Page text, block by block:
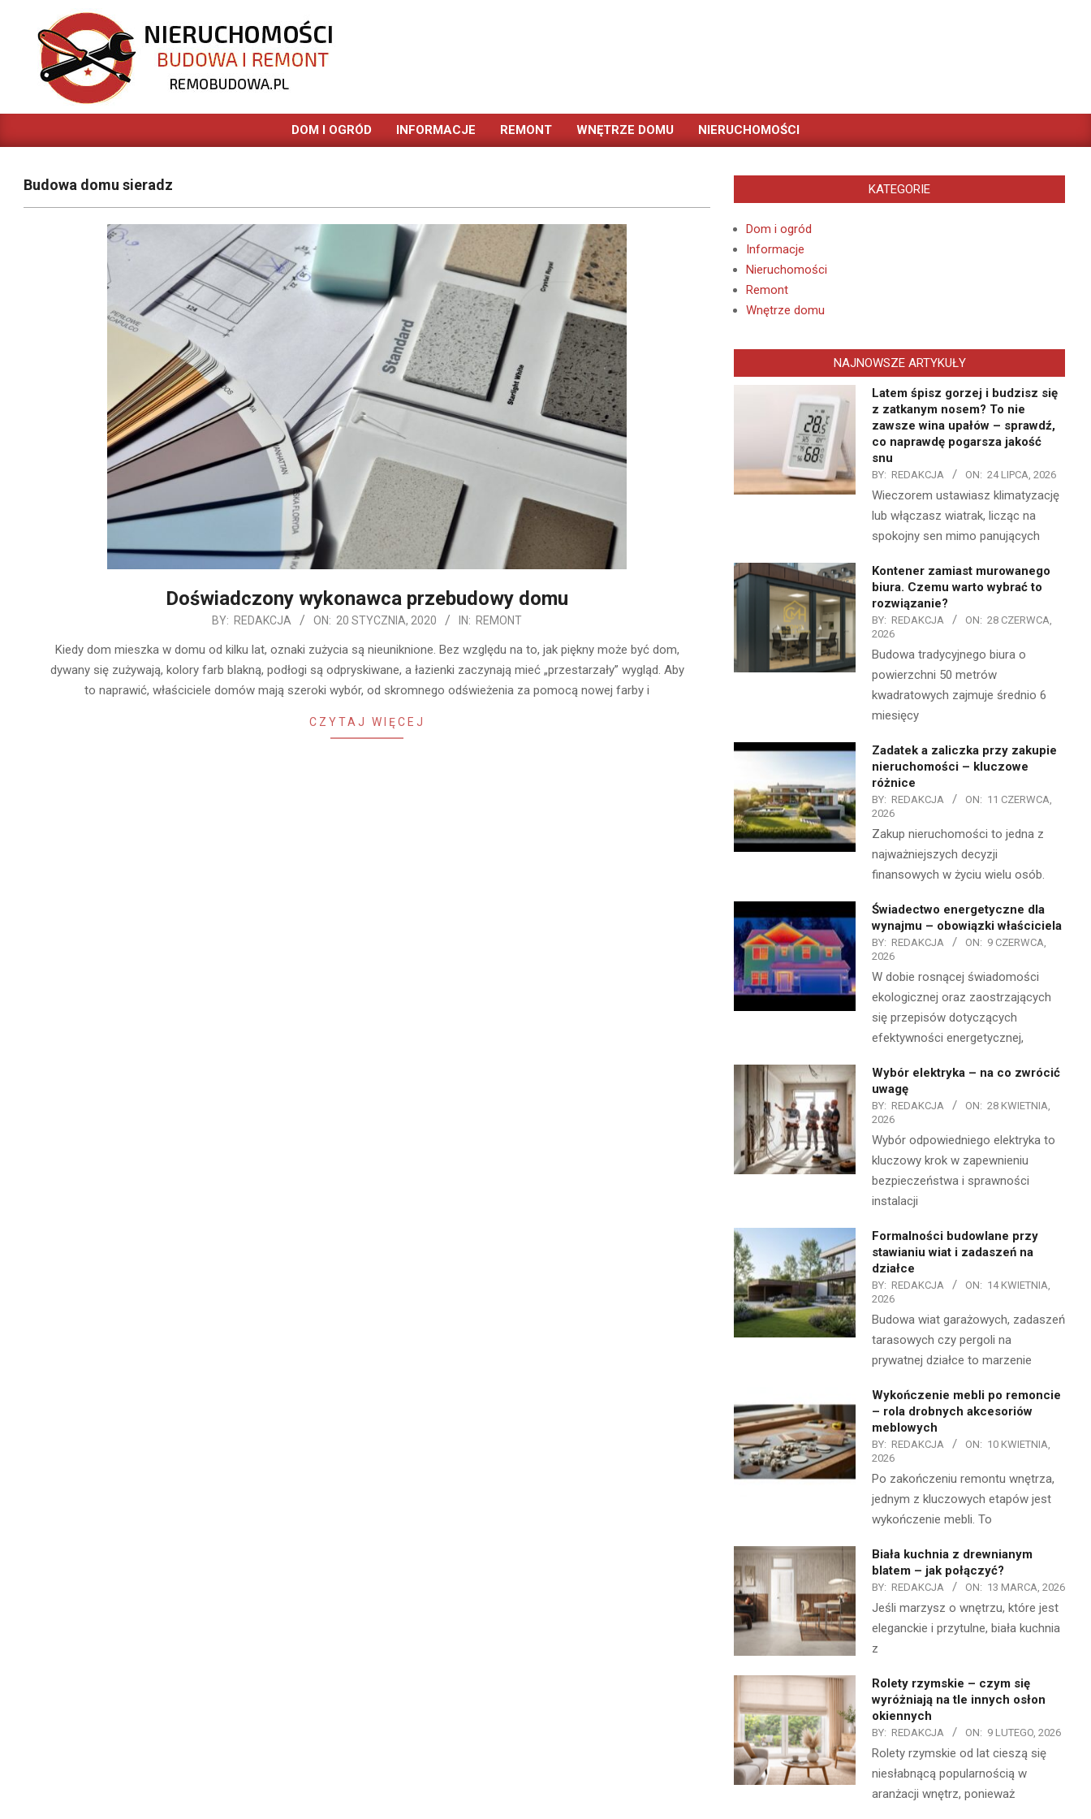
content
REMOBUDOWA.PL
Primary
DOM I OGRÓD INFORMACJE REMONT WNĘTRZE DOMU NIERUCHOMOŚCI
Budowa domu sieradz
Doświadczony wykonawca przebudowy domu
BY: REDAKCJA ON: 20 STYCZNIA, 2020 IN: REMONT
Kiedy dom mieszka w domu od kilku lat, oznaki zużycia są nieuniknione. Bez względu na to, jak piękny może być dom,
dywany się zużywają, kolory farb blakną, podłogi są odpryskiwane, a łazienki zaczynają mieć „przestarzały” wygląd. Aby
to naprawić, właściciele domów mają szeroki wybór, od skromnego odświeżenia za pomocą nowej farby i
CZYTAJ WIĘCEJ
KATEGORIE
Dom i ogród
Informacje
Nieruchomości
Remont
Wnętrze domu
NAJNOWSZE ARTYKUŁY
Latem śpisz gorzej i budzisz się
z zatkanym nosem? To nie
zawsze wina upałów – sprawdź,
co naprawdę pogarsza jakość
snu
BY: REDAKCJA ON: 24 LIPCA, 2026
Wieczorem ustawiasz klimatyzację
lub włączasz wiatrak, licząc na
spokojny sen mimo panujących
Kontener zamiast murowanego
biura. Czemu warto wybrać to
rozwiązanie?
BY: REDAKCJA ON: 28 CZERWCA,
2026
Budowa tradycyjnego biura o
powierzchni 50 metrów
kwadratowych zajmuje średnio 6
miesięcy
Zadatek a zaliczka przy zakupie
nieruchomości – kluczowe
różnice
BY: REDAKCJA ON: 11 CZERWCA,
2026
Zakup nieruchomości to jedna z
najważniejszych decyzji
finansowych w życiu wielu osób.
Świadectwo energetyczne dla
wynajmu – obowiązki właściciela
BY: REDAKCJA ON: 9 CZERWCA,
2026
W dobie rosnącej świadomości
ekologicznej oraz zaostrzających
się przepisów dotyczących
efektywności energetycznej,
Wybór elektryka – na co zwrócić
uwagę
BY: REDAKCJA ON: 28 KWIETNIA,
2026
Wybór odpowiedniego elektryka to
kluczowy krok w zapewnieniu
bezpieczeństwa i sprawności
instalacji
Formalności budowlane przy
stawianiu wiat i zadaszeń na
działce
BY: REDAKCJA ON: 14 KWIETNIA,
2026
Budowa wiat garażowych, zadaszeń
tarasowych czy pergoli na
prywatnej działce to marzenie
Wykończenie mebli po remoncie
– rola drobnych akcesoriów
meblowych
BY: REDAKCJA ON: 10 KWIETNIA,
2026
Po zakończeniu remontu wnętrza,
jednym z kluczowych etapów jest
wykończenie mebli. To
Biała kuchnia z drewnianym
blatem – jak połączyć?
BY: REDAKCJA ON: 13 MARCA, 2026
Jeśli marzysz o wnętrzu, które jest
eleganckie i przytulne, biała kuchnia
z
Rolety rzymskie – czym się
wyróżniają na tle innych osłon
okiennych
BY: REDAKCJA ON: 9 LUTEGO, 2026
Rolety rzymskie od lat cieszą się
niesłabnącą popularnością w
aranżacji wnętrz, ponieważ